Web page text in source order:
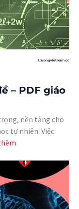
– PDF giáo
nền tảng cho
tự nhiên. Việc